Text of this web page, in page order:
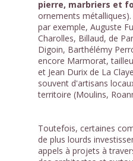
pierre, marbriers et
ornements
par exemple, Auguste
Charolles, Billaud, de
Digoin, Barthélémy
encore Marmorat,
et Jean Durix de La
souvent d'artisans
territoire (Moulins,
Toutefois, certaines
de plus lourds
appels à projets à